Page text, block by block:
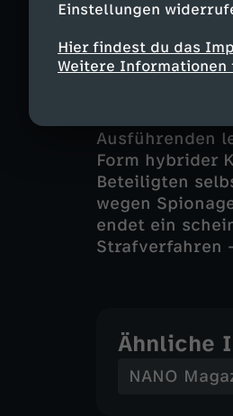
Einstellungen
Hier findest du das
WeitereWarum das
Das System
Ausführenden
Form hybrider
Beteiligten
wegen
endet ein
Strafverfahren
Ähnliche
NANO